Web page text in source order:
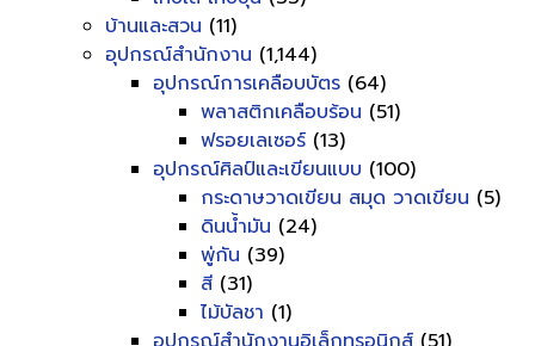
บ้านและสวน (11)
อุปกรณ์สำนักงาน (1,144)
อุปกรณ์การเคลือบบัตร (64)
พลาสติกเคลือบร้อน (51)
ฟรอยเลเซอร์ (13)
อุปกรณ์ศิลป์และเขียนแบบ (100)
กระดาษวาดเขียน สมุด วาดเขียน (5)
ดินน้ำมัน (24)
พู่กัน (39)
สี (31)
ไม้บัลชา (1)